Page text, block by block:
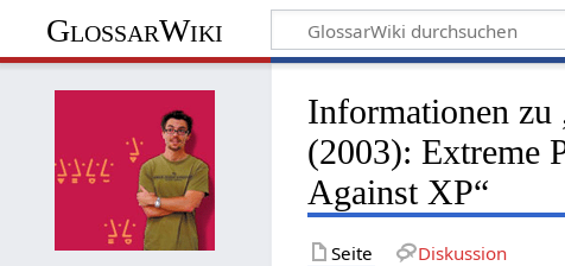
GlossarWiki
Informationen zu
(2003): Extreme
Against XP“
Seite Diskussion